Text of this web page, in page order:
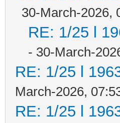
30-March-2026,
RE: 1/25 l
- 30-March-
RE: 1/25 l
March-2026,
RE: 1/25 l